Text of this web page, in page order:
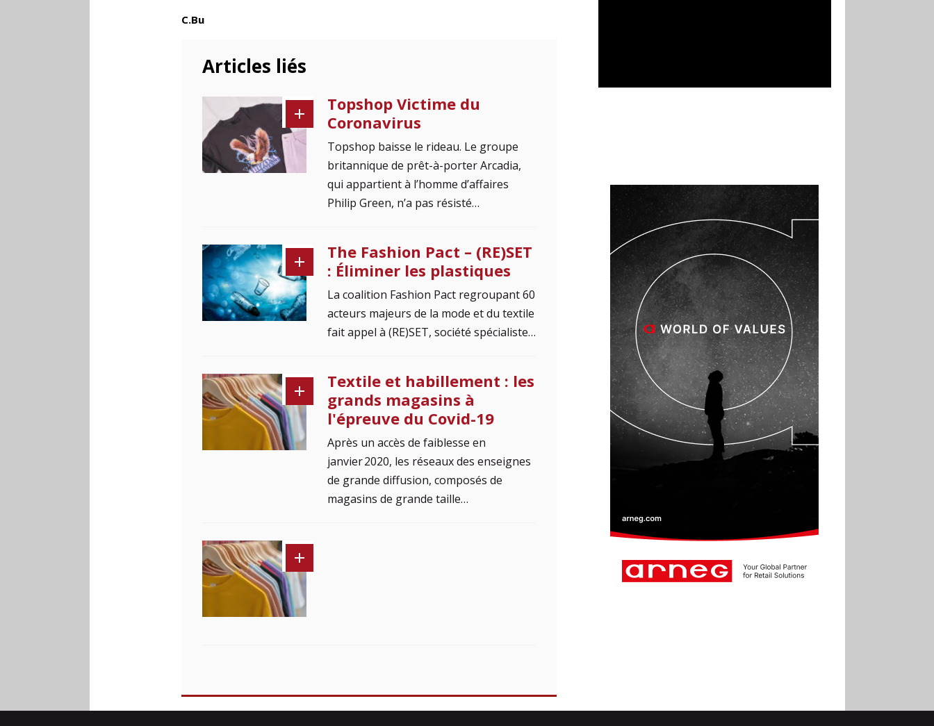
C.Bu
Articles liés
Topshop Victime du
Coronavirus
Topshop baisse le rideau. Le groupe
britannique de prêt-à-porter Arcadia,
qui appartient à l’homme d’affaires
Philip Green, n’a pas résisté…
The Fashion Pact – (RE)SET
: Éliminer les plastiques
La coalition Fashion Pact regroupant 60
acteurs majeurs de la mode et du textile
fait appel à (RE)SET, société spécialiste…
Textile et habillement : les
grands magasins à
l'épreuve du Covid-19
Après un accès de faiblesse en
janvier 2020, les réseaux des enseignes
de grande diffusion, composés de
magasins de grande taille…